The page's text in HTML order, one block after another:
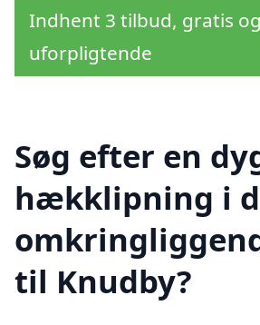
Indhent 3 tilbud, gratis og
uforpligtende
Søg efter en
hækklipning i
til Knudby?